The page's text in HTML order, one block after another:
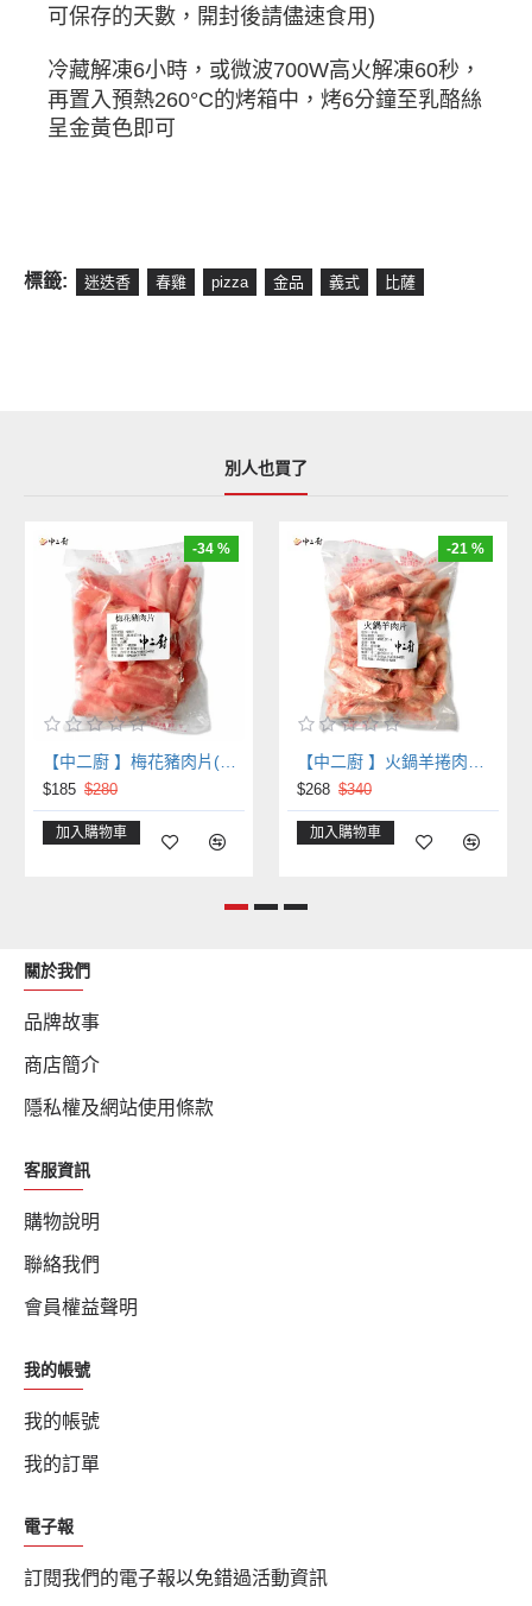
可保存的天數，開封後請儘速食用)
冷藏解凍6小時，或微波700W高火解凍60秒，
再置入預熱260°C的烤箱中，烤6分鐘至乳酪絲
呈金黃色即可
標籤: 迷迭香 春雞 pizza 金品 義式 比薩
別人也買了
-34 %
$185 $280
加入購物車
-21 %
$268 $340
加入購物車
關於我們
品牌故事
商店簡介
隱私權及網站使用條款
客服資訊
購物說明
聯絡我們
會員權益聲明
我的帳號
我的帳號
我的訂單
電子報
訂閱我們的電子報以免錯過活動資訊